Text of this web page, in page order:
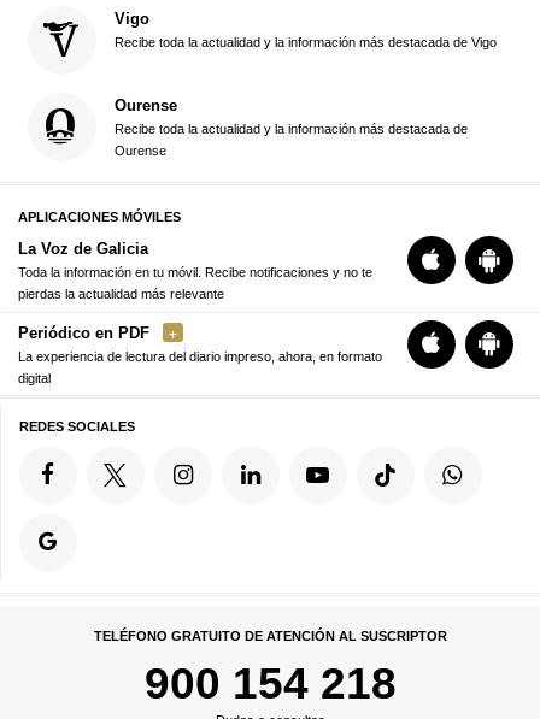
Vigo
Recibe toda la actualidad y la información más destacada de Vigo
Ourense
Recibe toda la actualidad y la información más destacada de
Ourense
APLICACIONES MÓVILES
La Voz de Galicia
Toda la información en tu móvil. Recibe notificaciones y no te
pierdas la actualidad más relevante
Periódico en PDF
La experiencia de lectura del diario impreso, ahora, en formato
digital
REDES SOCIALES
TELÉFONO GRATUITO DE ATENCIÓN AL SUSCRIPTOR
900 154 218